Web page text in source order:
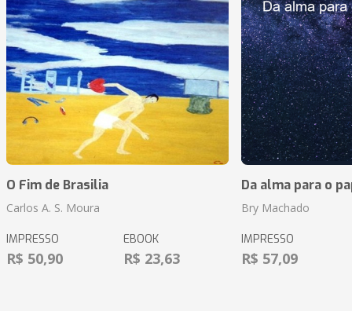
O Fim de Brasilia
Carlos A. S. Moura
IMPRESSO
R$ 50,90
EBOOK
R$ 23,63
Da alma para o
Bry Machado
IMPRESSO
R$ 57,09